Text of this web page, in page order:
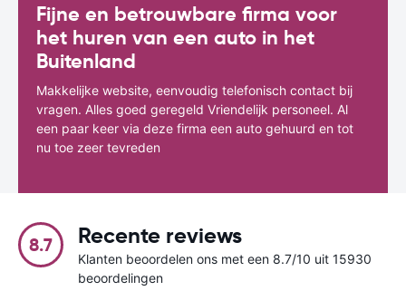
Fijne en betrouwbare firma voor
het huren van een auto in het
Buitenland
Makkelijke website, eenvoudig telefonisch contact bij
vragen. Alles goed geregeld Vriendelijk personeel. Al
een paar keer via deze firma een auto gehuurd en tot
nu toe zeer tevreden
8.7 Recente reviews
Klanten beoordelen ons met een 8.7/10 uit 15930
beoordelingen